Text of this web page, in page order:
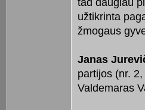
tad daugiau
užtikrinta
žmogaus
Janas
partijos (nr.
Valdemaras